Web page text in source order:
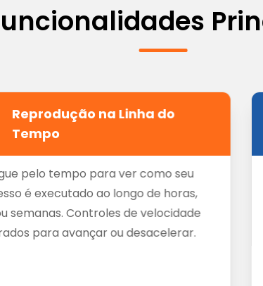
Reprodução na Linha do
Tempo
pelo tempo para ver como seu
é executado ao longo de horas,
semanas. Controles de velocidade
para avançar ou desacelerar.